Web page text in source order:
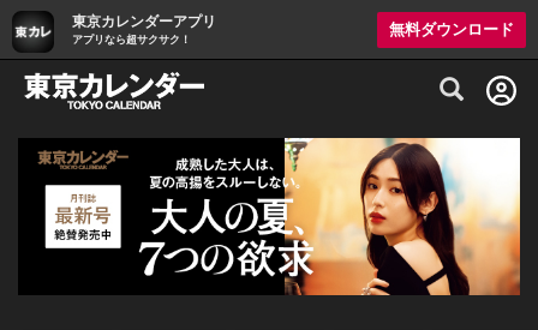
東京カレンダーアプリ
アプリなら超サクサク！
無料ダウンロード
グルメ情報・プレミアムレストラン予約